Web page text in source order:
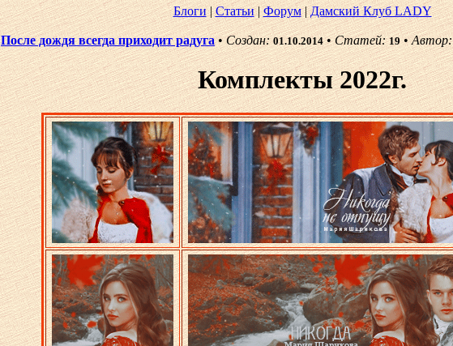
Блоги|Статьи|Форум|Дамский Клуб LADY
После дождя всегда приходит радуга•Создан: 01.10.2014•Статей: 19•Автор:
Комплекты 2022г.